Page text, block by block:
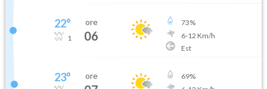
22°
1
ore
06
73%
6-12 Km/h
Est
23° ore 69%